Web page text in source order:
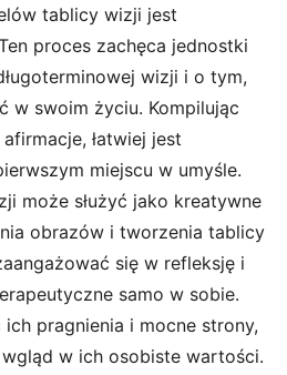
tablicy wizji jest
proces zachęca jednostki
wizji i o tym,
w swoim życiu. Kompilując
łatwiej jest
miejscu w umyśle.
może służyć jako kreatywne
obrazów i tworzenia tablicy
się w refleksję i
samo w sobie.
pragnienia i mocne strony,
w ich osobiste wartości.